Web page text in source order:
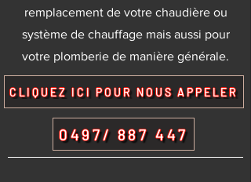
remplacement de votre chaudière ou
système de chauffage mais aussi pour
votre plomberie de manière générale.
CLIQUEZ ICI POUR NOUS APPELER
0497/ 887 447